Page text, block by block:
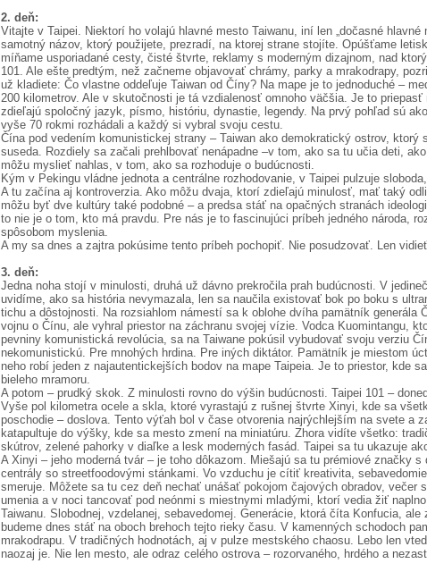
2. deň:
Vitajte v Taipei. Niektorí ho volajú hlavné mesto Taiwanu, iní len „dočasné hlavné
samotný názov, ktorý použijete, prezradí, na ktorej strane stojíte. Opúšťame
míňame usporiadané cesty, čisté štvrte, reklamy s moderným dizajnom, nad
101. Ale ešte predtým, než začneme objavovať chrámy, parky a mrakodrapy,
už kladiete: Čo vlastne oddeľuje Taiwan od Číny? Na mape je to jednoduché –
200 kilometrov. Ale v skutočnosti je tá vzdialenosť omnoho väčšia. Je to
zdieľajú spoločný jazyk, písmo, históriu, dynastie, legendy. Na prvý pohľad sú
vyše 70 rokmi rozhádali a každý si vybral svoju cestu.
Čína pod vedením komunistickej strany – Taiwan ako demokratický ostrov, ktorý
suseda. Rozdiely sa začali prehlbovať nenápadne –v tom, ako sa tu učia deti,
môžu myslieť nahlas, v tom, ako sa rozhoduje o budúcnosti.
Kým v Pekingu vládne jednota a centrálne rozhodovanie, v Taipei pulzuje
A tu začína aj kontroverzia. Ako môžu dvaja, ktorí zdieľajú minulosť, mať taký
môžu byť dve kultúry také podobné – a predsa stáť na opačných stranách
to nie je o tom, kto má pravdu. Pre nás je to fascinujúci príbeh jedného národa,
spôsobom myslenia.
A my sa dnes a zajtra pokúsime tento príbeh pochopiť. Nie posudzovať. Len
3. deň:
Jedna noha stojí v minulosti, druhá už dávno prekročila prah budúcnosti. V
uvidíme, ako sa história nevymazala, len sa naučila existovať bok po boku s
tichu a dôstojnosti. Na rozsiahlom námestí sa k oblohe dvíha pamätník generála
vojnu o Čínu, ale vyhral priestor na záchranu svojej vízie. Vodca Kuomintangu,
pevniny komunistická revolúcia, sa na Taiwane pokúsil vybudovať svoju verziu
nekomunistickú. Pre mnohých hrdina. Pre iných diktátor. Pamätník je miestom
neho robí jeden z najautentickejších bodov na mape Taipeia. Je to priestor, kde
bieleho mramoru.
A potom – prudký skok. Z minulosti rovno do výšin budúcnosti. Taipei 101 –
Vyše pol kilometra ocele a skla, ktoré vyrastajú z rušnej štvrte Xinyi, kde sa
poschodie – doslova. Tento výťah bol v čase otvorenia najrýchlejším na svete a
katapultuje do výšky, kde sa mesto zmení na miniatúru. Zhora vidíte všetko:
skútrov, zelené pahorky v diaľke a lesk moderných fasád. Taipei sa tu ukazuje
A Xinyi – jeho moderná tvár – je toho dôkazom. Miešajú sa tu prémiové značky
centrály so streetfoodovými stánkami. Vo vzduchu je cítiť kreativita,
smeruje. Môžete sa tu cez deň nechať unášať pokojom čajových obradov, večer
umenia a v noci tancovať pod neónmi s miestnymi mladými, ktorí vedia žiť
Taiwanu. Slobodnej, vzdelanej, sebavedomej. Generácie, ktorá číta Konfucia,
budeme dnes stáť na oboch brehoch tejto rieky času. V kamenných schodoch
mrakodrapu. V tradičných hodnotách, aj v pulze mestského chaosu. Lebo len
naozaj je. Nie len mesto, ale odraz celého ostrova – rozorvaného, hrdého a